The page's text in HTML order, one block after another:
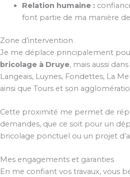
Relation humaine :
font partie de ma manière
Zone d’intervention
Je me déplace principalement
bricolage à Druye, mais aussi
Langeais, Luynes, Fondettes, La
ainsi que Tours et son
Cette proximité me permet de
demandes, que ce soit pour un
bricolage ponctuel ou un projet
Mes engagements et garanties
En me confiant vos travaux, vous